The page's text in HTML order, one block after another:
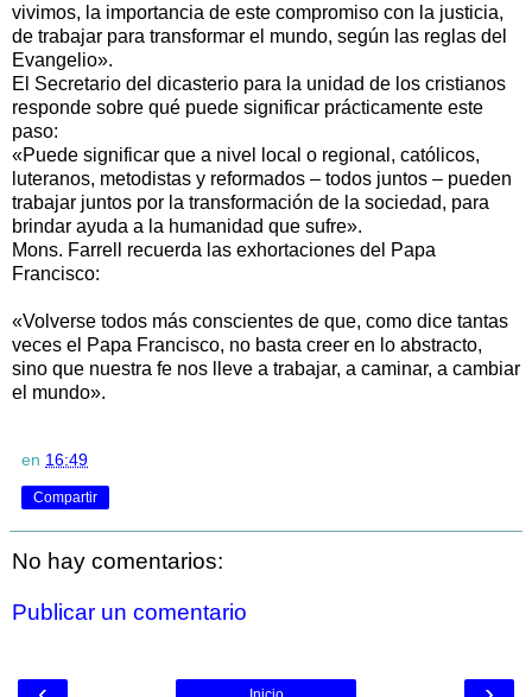
vivimos, la importancia de este compromiso con la justicia,
de trabajar para transformar el mundo, según las reglas del
Evangelio».
El Secretario del dicasterio para la unidad de los cristianos
responde sobre qué puede significar prácticamente este
paso:
«Puede significar que a nivel local o regional, católicos,
luteranos, metodistas y reformados – todos juntos – pueden
trabajar juntos por la transformación de la sociedad, para
brindar ayuda a la humanidad que sufre».
Mons. Farrell recuerda las exhortaciones del Papa
Francisco:
«Volverse todos más conscientes de que, como dice tantas
veces el Papa Francisco, no basta creer en lo abstracto,
sino que nuestra fe nos lleve a trabajar, a caminar, a cambiar
el mundo».
en 16:49
Compartir
No hay comentarios:
Publicar un comentario